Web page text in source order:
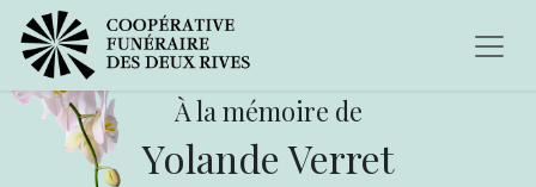
À la mémoire de
Yolande Verret